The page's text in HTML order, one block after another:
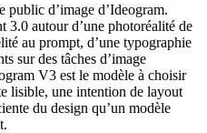
public d’image d’Ideogram.
autour d’une photoréalité de
au prompt, d’une typographie
sur des tâches d’image
V3 est le modèle à choisir
lisible, une intention de layout
du design qu’un modèle